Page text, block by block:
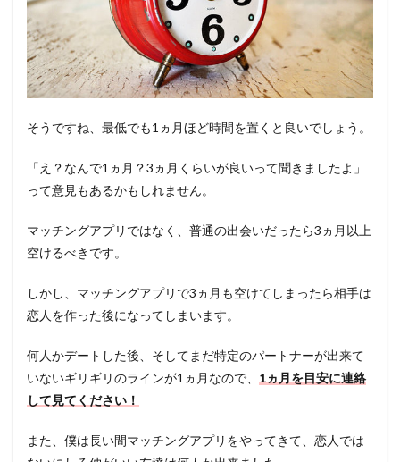
そうですね、最低でも1ヵ月ほど時間を置くと良いでしょう。
「え？なんで1ヵ月？3ヵ月くらいが良いって聞きましたよ」
って意見もあるかもしれません。
マッチングアプリではなく、普通の出会いだったら3ヵ月以上
空けるべきです。
しかし、マッチングアプリで3ヵ月も空けてしまったら相手は
恋人を作った後になってしまいます。
何人かデートした後、そしてまだ特定のパートナーが出来て
いないギリギリのラインが1ヵ月なので、 1ヵ月を目安に連絡
して見てください！
また、僕は長い間マッチングアプリをやってきて、恋人では